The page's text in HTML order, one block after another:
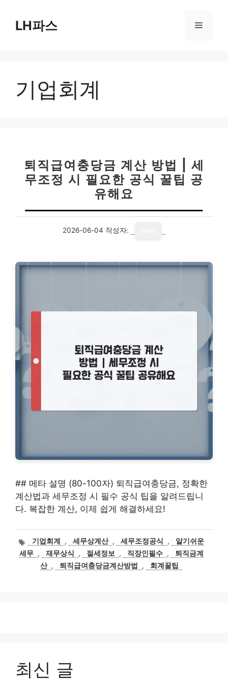
LH파스 메
기업회계
퇴직급여충당금 계산 방법 | 세
무조정 시 필요한 공식 꿀팁 공
유해요
2026-06-04 작성자:
## 메타 설명 (80-100자) 퇴직급여충당금, 정확한
계산법과 세무조정 시 필수 공식 팁을 알려드립니
다. 복잡한 계산, 이제 쉽게 해결하세요!
태
그
기업회계 , 세무상계산 , 세무조정공식 ,
알기쉬운
세무 , 재무상식 , 절세정보 , 직장인필수 ,
퇴직금계
산 , 퇴직급여충당금계산방법 , 회계꿀팁
최신 글